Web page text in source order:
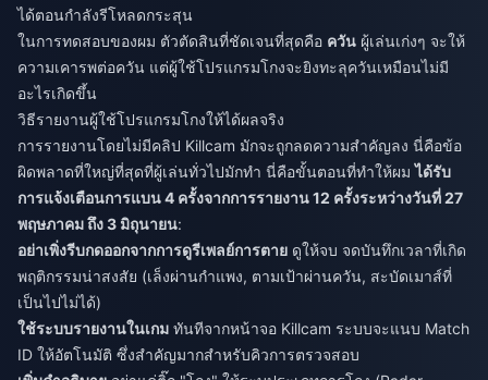
ได้ตอนกำลังรีโหลดกระสุน
ในการทดสอบของผม ตัวตัดสินที่ชัดเจนที่สุดคือ ควัน ผู้เล่นเก่งๆ จะให้
ความเคารพต่อควัน แต่ผู้ใช้โปรแกรมโกงจะยิงทะลุควันเหมือนไม่มี
อะไรเกิดขึ้น
วิธีรายงานผู้ใช้โปรแกรมโกงให้ได้ผลจริง
การรายงานโดยไม่มีคลิป Killcam มักจะถูกลดความสำคัญลง นี่คือข้อ
ผิดพลาดที่ใหญ่ที่สุดที่ผู้เล่นทั่วไปมักทำ นี่คือขั้นตอนที่ทำให้ผมได้รับ
การแจ้งเตือนการแบน 4 ครั้งจากการรายงาน 12 ครั้งระหว่างวันที่ 27
พฤษภาคม ถึง 3 มิถุนายน:
อย่าเพิ่งรีบกดออกจากการดูรีเพลย์การตาย ดูให้จบ จดบันทึกเวลาที่เกิด
พฤติกรรมน่าสงสัย (เล็งผ่านกำแพง, ตามเป้าผ่านควัน, สะบัดเมาส์ที่
เป็นไปไม่ได้)
ใช้ระบบรายงานในเกม ทันทีจากหน้าจอ Killcam ระบบจะแนบ Match
ID ให้อัตโนมัติ ซึ่งสำคัญมากสำหรับคิวการตรวจสอบ